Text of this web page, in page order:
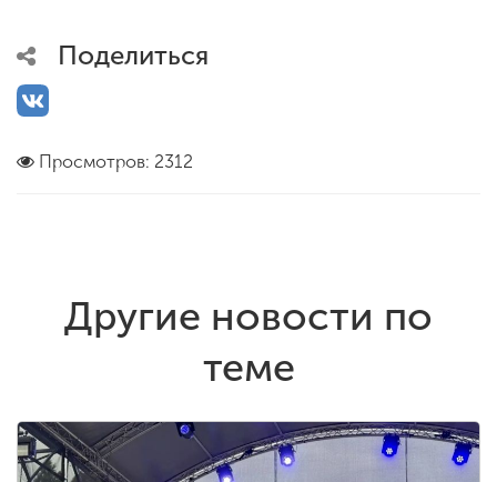
Поделиться
Просмотров: 2312
Другие новости по
теме